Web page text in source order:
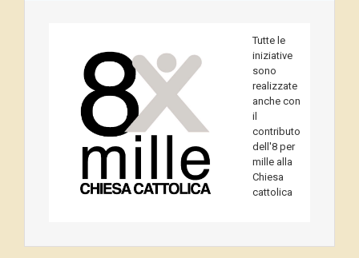
Tutte le
iniziative
sono
realizzate
anche con
il
contributo
dell'8 per
mille alla
Chiesa
cattolica